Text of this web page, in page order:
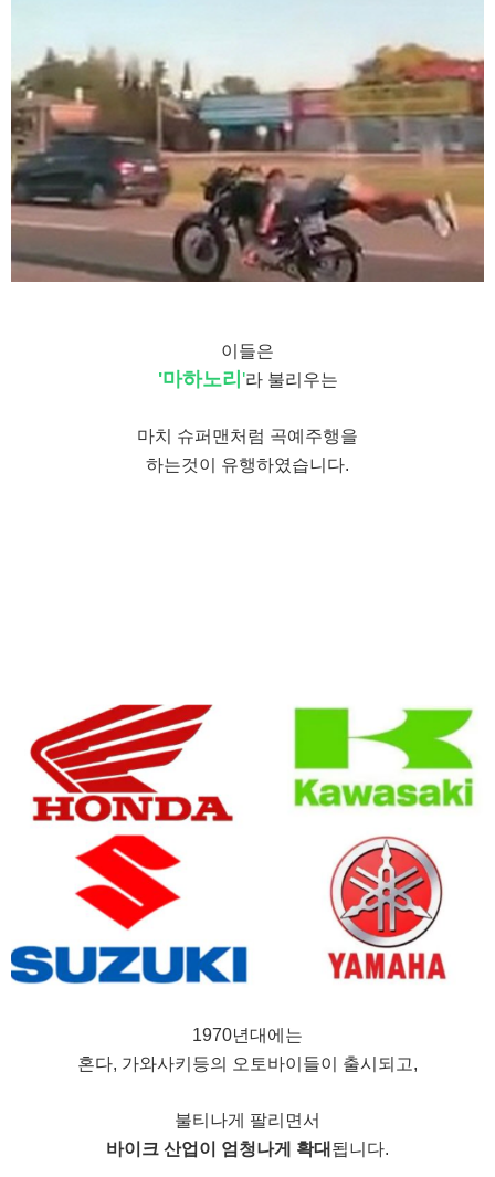
이들은
'마하노리 '라 불리우는
마치 슈퍼맨처럼 곡예주행을
하는것이 유행하였습니다.
1970년대에는
혼다, 가와사키등의 오토바이들이 출시되고,
불티나게 팔리면서
바이크 산업이 엄청나게 확대 됩니다.